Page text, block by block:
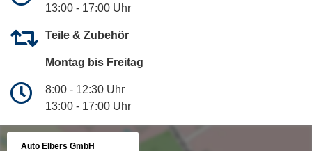
13:00 - 17:00 Uhr
Teile & Zubehör
Montag bis Freitag
8:00 - 12:30 Uhr
13:00 - 17:00 Uhr
Auto Elbers GmbH